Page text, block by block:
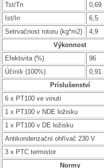
Tst/Tn
0,69
Ist/In
6,5
Setrvačnost rotoru (kg*m2)
4,9
Výkonnost
Efektivita (%)
96
Účiník (100%)
0,91
Príslušenství
6 x PT100 ve vinutí
1 x PT100 v NDE ložisku
1 x PT100 v DE ložisku
Antikondenzační ohřívač 230 V
3 x PTC termistor
Normy